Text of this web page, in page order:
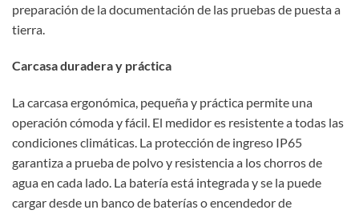
preparación de la documentación de las pruebas de puesta a
tierra.
Carcasa duradera y práctica
La carcasa ergonómica, pequeña y práctica permite una
operación cómoda y fácil. El medidor es resistente a todas las
condiciones climáticas. La protección de ingreso IP65
garantiza a prueba de polvo y resistencia a los chorros de
agua en cada lado. La batería está integrada y se la puede
cargar desde un banco de baterías o encendedor de